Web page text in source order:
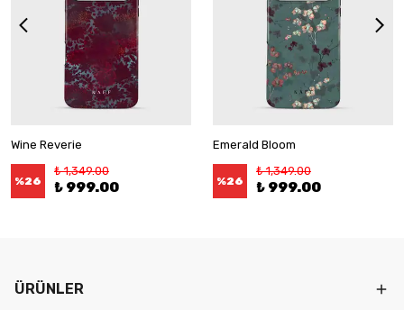
Wine Reverie
%26
₺ 1,349.00
₺ 999.00
Emerald Bloom
%26
₺ 1,349.00
₺ 999.00
ÜRÜNLER